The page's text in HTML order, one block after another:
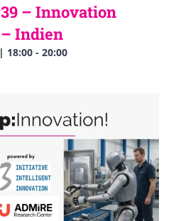
– Innovation
Indien
18:00 - 20:00